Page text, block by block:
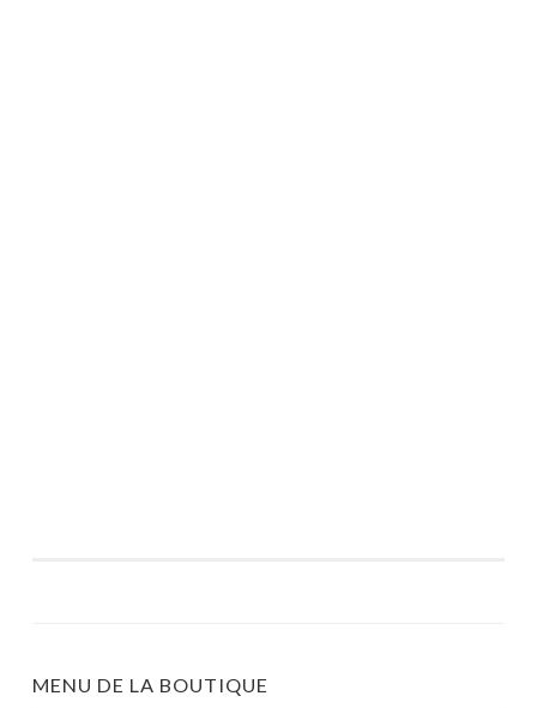
MENU DE LA BOUTIQUE